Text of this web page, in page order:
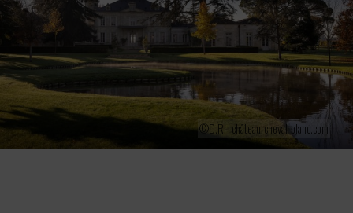
©D.R - château-cheval-blanc.com